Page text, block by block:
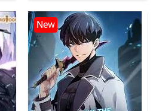
13/08/2025
13/08/2025
13/08/2025
New